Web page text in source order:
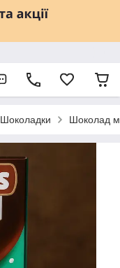
Шоколадки Шоколад